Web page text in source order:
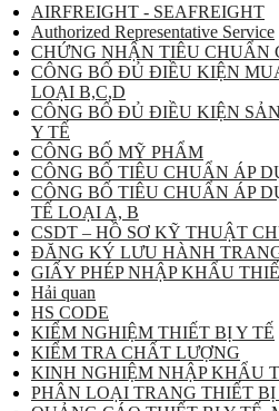
AIRFREIGHT - SEAFREIGHT
Authorized Representative Service
CHỨNG NHẬN TIÊU CHUẨN
CÔNG BỐ ĐỦ ĐIỀU KIỆN
LOẠI B,C,D
CÔNG BỐ ĐỦ ĐIỀU KIỆN
Y TẾ
CÔNG BỐ MỸ PHẨM
CÔNG BỐ TIÊU CHUẨN ÁP
CÔNG BỐ TIÊU CHUẨN ÁP
TẾ LOẠI A, B
CSDT – HỒ SƠ KỸ THUẬT
ĐĂNG KÝ LƯU HÀNH
GIẤY PHÉP NHẬP KHẨU
Hải quan
HS CODE
KIỂM NGHIỆM THIẾT BỊ Y TẾ
KIỂM TRA CHẤT LƯỢNG
KINH NGHIỆM NHẬP KHẨU
PHÂN LOẠI TRANG THIẾT BỊ